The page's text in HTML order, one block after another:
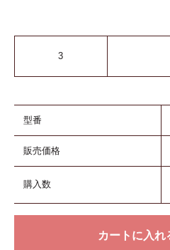
3
型番
販売価格
購入数